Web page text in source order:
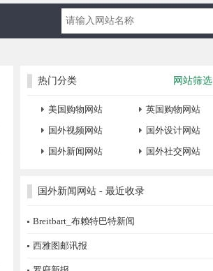
热门分类 网站筛选
美国购物网站
英国购物网站
国外视频网站
国外设计网站
国外新闻网站
国外社交网站
国外新闻网站 - 最近收录
Breitbart_布赖特巴特新闻
西雅图邮讯报